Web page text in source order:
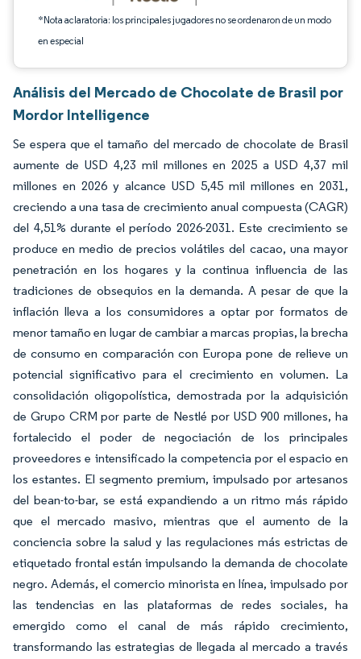
*Nota aclaratoria: los principales jugadores no se ordenaron de un modo
en especial
Análisis del Mercado de Chocolate de Brasil por
Mordor Intelligence
Se espera que el tamaño del mercado de chocolate de Brasil
aumente de USD 4,23 mil millones en 2025 a USD 4,37 mil
millones en 2026 y alcance USD 5,45 mil millones en 2031,
creciendo a una tasa de crecimiento anual compuesta (CAGR)
del 4,51% durante el período 2026-2031. Este crecimiento se
produce en medio de precios volátiles del cacao, una mayor
penetración en los hogares y la continua influencia de las
tradiciones de obsequios en la demanda. A pesar de que la
inflación lleva a los consumidores a optar por formatos de
menor tamaño en lugar de cambiar a marcas propias, la brecha
de consumo en comparación con Europa pone de relieve un
potencial significativo para el crecimiento en volumen. La
consolidación oligopolística, demostrada por la adquisición
de Grupo CRM por parte de Nestlé por USD 900 millones, ha
fortalecido el poder de negociación de los principales
proveedores e intensificado la competencia por el espacio en
los estantes. El segmento premium, impulsado por artesanos
del bean-to-bar, se está expandiendo a un ritmo más rápido
que el mercado masivo, mientras que el aumento de la
conciencia sobre la salud y las regulaciones más estrictas de
etiquetado frontal están impulsando la demanda de chocolate
negro. Además, el comercio minorista en línea, impulsado por
las tendencias en las plataformas de redes sociales, ha
emergido como el canal de más rápido crecimiento,
transformando las estrategias de llegada al mercado a través